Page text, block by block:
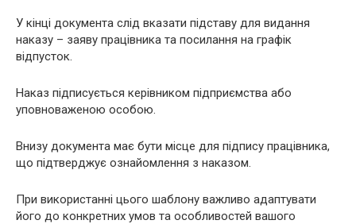
У кінці документа слід вказати підставу для видання
наказу – заяву працівника та посилання на графік
відпусток.
Наказ підписується керівником підприємства або
уповноваженою особою.
Внизу документа має бути місце для підпису працівника,
що підтверджує ознайомлення з наказом.
При використанні цього шаблону важливо адаптувати
його до конкретних умов та особливостей вашого